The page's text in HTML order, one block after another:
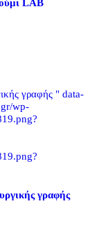
LAB
γραφής " data-
wp-
γραφής